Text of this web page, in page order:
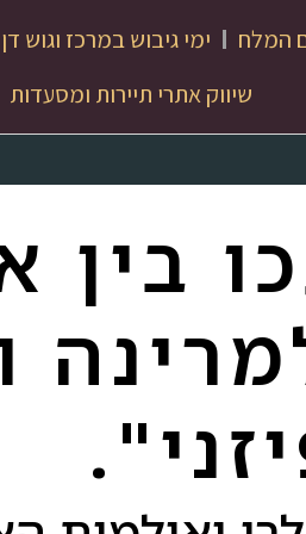
המלח ימי גיבוש במרכז וגוש דן
שיווק אתרי תיירות ומסעדות
בין